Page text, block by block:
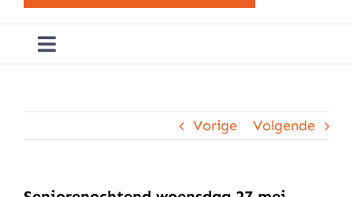
Toggle
Lessen
Arrangementen
Vorige Volgende